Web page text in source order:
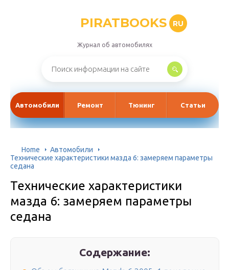
PIRATBOOKS RU
Журнал об автомобилях
Автомобили Ремонт Тюнинг Статьи
Home
Автомобили
Технические характеристики мазда 6: замеряем параметры
седана
Технические характеристики
мазда 6: замеряем параметры
седана
Содержание: